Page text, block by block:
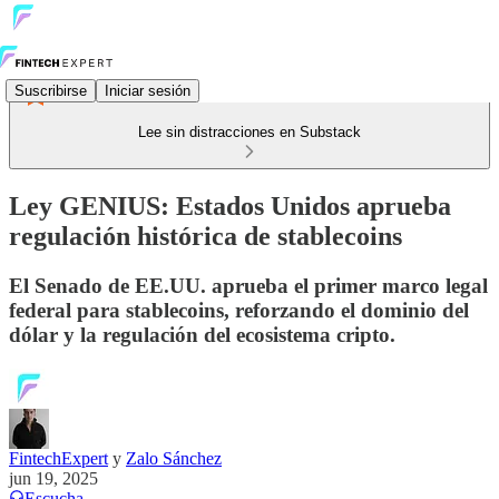
Suscribirse Iniciar sesión
Lee sin distracciones en Substack
Ley GENIUS: Estados Unidos aprueba
regulación histórica de stablecoins
El Senado de EE.UU. aprueba el primer marco legal
federal para stablecoins, reforzando el dominio del
dólar y la regulación del ecosistema cripto.
FintechExpert y Zalo Sánchez
jun 19, 2025